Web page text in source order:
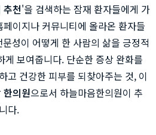
추천'을 검색하는 잠재 환자들에게 가
이지나 커뮤니티에 올라온 환자들
성이 어떻게 한 사람의 삶을 긍정적
보여줍니다. 단순한 증상 완화를
고 건강한 피부를 되찾아주는 것, 이
한의원으로서 하늘마음한의원이 추
다.